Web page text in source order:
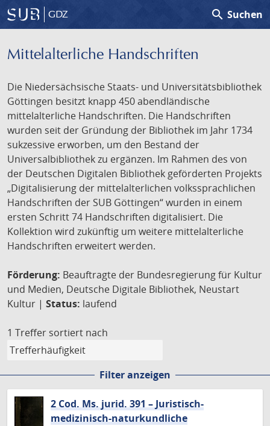
GDZ search Suchen
Mittelalterliche Handschriften
Die Niedersächsische Staats- und Universitätsbibliothek
Göttingen besitzt knapp 450 abendländische
mittelalterliche Handschriften. Die Handschriften
wurden seit der Gründung der Bibliothek im Jahr 1734
sukzessive erworben, um den Bestand der
Universalbibliothek zu ergänzen. Im Rahmen des von
der Deutschen Digitalen Bibliothek geförderten Projekts
„Digitalisierung der mittelalterlichen volkssprachlichen
Handschriften der SUB Göttingen“ wurden in einem
ersten Schritt 74 Handschriften digitalisiert. Die
Kollektion wird zukünftig um weitere mittelalterliche
Handschriften erweitert werden.
Förderung: Beauftragte der Bundesregierung für Kultur
und Medien, Deutsche Digitale Bibliothek, Neustart
Kultur | Status: laufend
1 Treffer sortiert nach
Filter anzeigen
2 Cod. Ms. jurid. 391 – Juristisch-
medizinisch-naturkundliche